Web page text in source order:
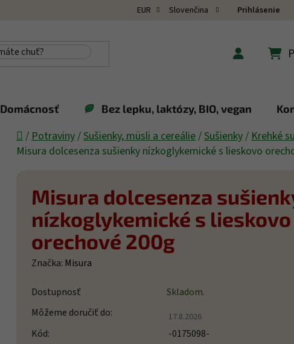
EUR Slovenčina Prihlásenie
Domácnosť Bez lepku, laktózy, BIO, vegan
Domov
/ Potraviny /Sušienky, müsli a cereálie /Sušienky / Krehké
Misura dolcesenza sušienky nízkoglykemické s lieskovo
Misura dolcesenza
nízkoglykemické s lieskovo
orechové 200g
Značka: Misura
Dostupnosť
Skladom.
Môžeme doručiť do:
17.8.2026
Kód: -0175098-